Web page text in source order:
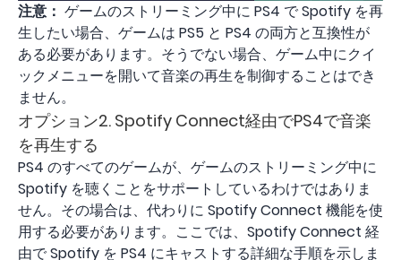
注意： ゲームのストリーミング中に PS4 で Spotify を再
生したい場合、ゲームは PS5 と PS4 の両方と互換性が
ある必要があります。そうでない場合、ゲーム中にクイ
ックメニューを開いて音楽の再生を制御することはでき
ません。
オプション2. Spotify Connect経由でPS4で音楽
を再生する
PS4 のすべてのゲームが、ゲームのストリーミング中に
Spotify を聴くことをサポートしているわけではありま
せん。その場合は、代わりに Spotify Connect 機能を使
用する必要があります。ここでは、Spotify Connect 経
由で Spotify を PS4 にキャストする詳細な手順を示しま